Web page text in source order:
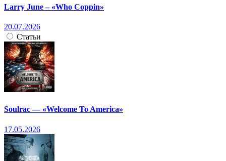
Larry June – «Who Coppin»
20.07.2026
Статьи
Soulrac — «Welcome To America»
17.05.2026